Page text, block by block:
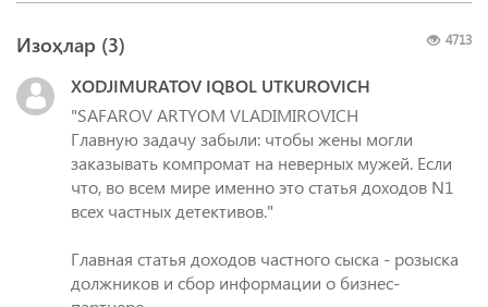
4713
Изоҳлар (3)
XODJIMURATOV IQBOL UTKUROVICH
"SAFAROV ARTYOM VLADIMIROVICH
Главную задачу забыли: чтобы жены могли
заказывать компромат на неверных мужей. Если
что, во всем мире именно это статья доходов N1
всех частных детективов."
Главная статья доходов частного сыска - розыска
должников и сбор информации о бизнес-